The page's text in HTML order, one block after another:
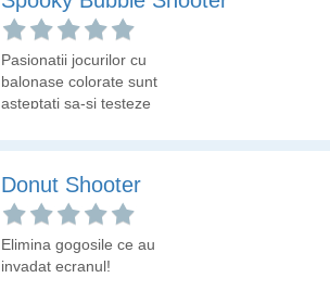
Pasionatii jocurilor cu
balonase colorate sunt
asteptati sa-si testeze
Donut Shooter
Elimina gogosile ce au
invadat ecranul!